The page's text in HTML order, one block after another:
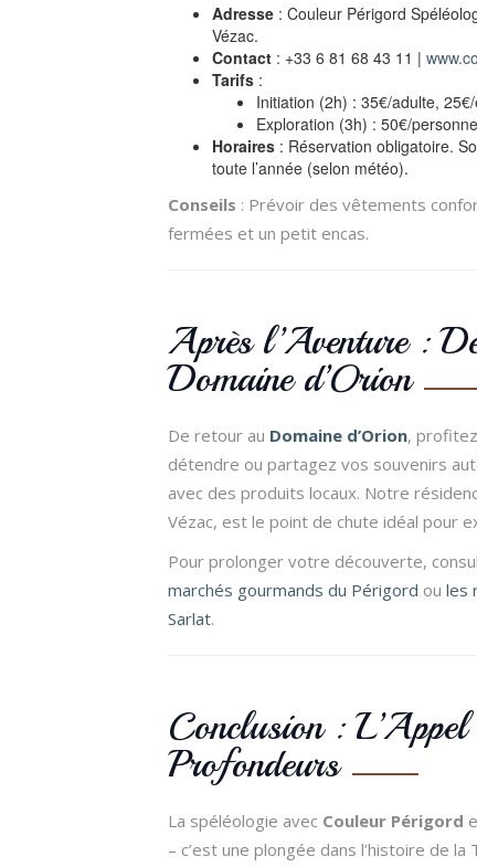
Adresse : Couleur Périgord
Vézac.
Contact : +33 6 81 68 43 11 |
Tarifs :
Initiation (2h) : 35€/adulte,
Exploration (3h) : 50€/
Horaires : Réservation obligatoire.
toute l’année (selon météo).
Conseils : Prévoir des vêtements
fermées et un petit encas.
Après l’Aventure :
Domaine d’Orion
De retour au Domaine d’Orion,
détendre ou partagez vos souvenirs
avec des produits locaux. Notre
Vézac, est le point de chute idéal pour
Pour prolonger votre découverte,
marchés gourmands du Périgord ou les
Sarlat.
Conclusion : L’Appel
Profondeurs
La spéléologie avec Couleur Périgord
– c’est une plongée dans l’histoire de